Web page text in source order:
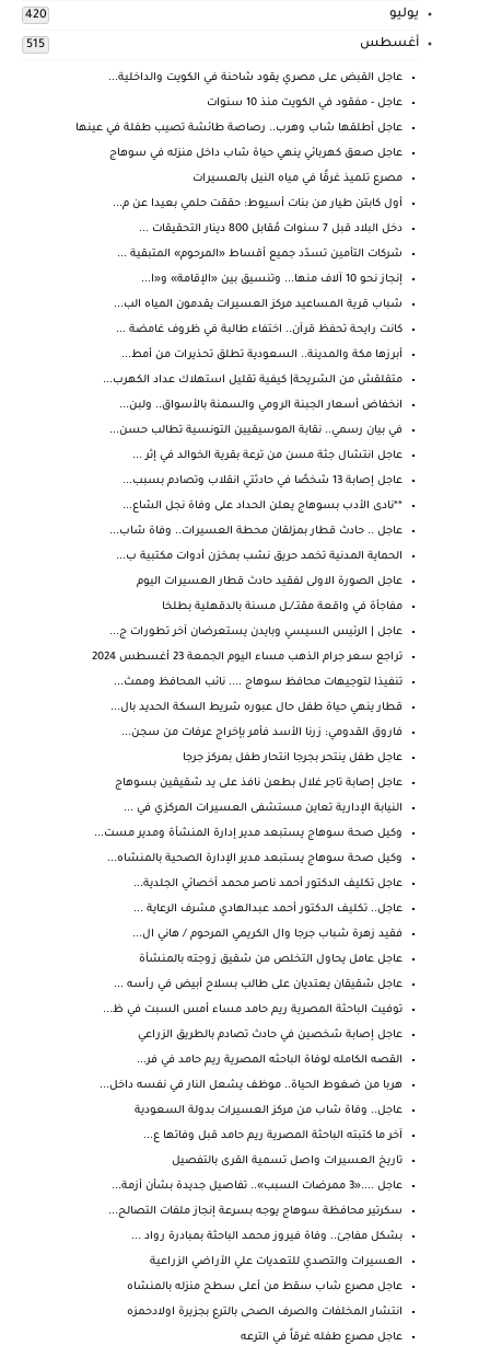
يوليو 420
أغسطس 515
عاجل القبض على مصري يقود شاحنة في الكويت والداخلية...
عاجل - مفقود في الكويت منذ 10 سنوات
عاجل أطلقها شاب وهرب.. رصاصة طائشة تصيب طفلة في عينها
عاجل صعق كهربائي ينهي حياة شاب داخل منزله في سوهاج
مصرع تلميذ غرقًا في مياه النيل بالعسيرات
أول كابتن طيار من بنات أسيوط: حققت حلمي بعيدا عن م...
دخل البلاد قبل 7 سنوات مُقابل 800 دينار التحقيقات ...
شركات التأمين تسدّد جميع أقساط «المرحوم» المتبقية ...
إنجاز نحو 10 آلاف منها... وتنسيق بين «الإقامة» و«ا...
شباب قرية المساعيد مركز العسيرات يقدمون المياه الب...
كانت رايحة تحفظ قرآن.. اختفاء طالبة في ظروف غامضة ...
أبرزها مكة والمدينة.. السعودية تطلق تحذيرات من أمط...
متقلقش من الشريحة| كيفية تقليل استهلاك عداد الكهرب...
انخفاض أسعار الجبنة الرومي والسمنة بالأسواق.. ولبن...
في بيان رسمي.. نقابة الموسيقيين التونسية تطالب حسن...
عاجل انتشال جثة مسن من ترعة بقرية الخوالد في إثر ...
عاجل إصابة 13 شخصًا في حادثتي انقلاب وتصادم بسبب...
**نادى الأدب بسوهاج يعلن الحداد على وفاة نجل الشاع...
عاجل .. حادث قطار بمزلقان محطة العسيرات.. وفاة شاب...
الحماية المدنية تخمد حريق نشب بمخزن أدوات مكتبية ب...
عاجل الصورة الاولى لفقيد حادث قطار العسيرات اليوم
مفاجأة في واقعة مقتــ/ــل مسنة بالدقهلية بطلخا
عاجل | الرئيس السيسي وبايدن يستعرضان آخر تطورات ج...
تراجع سعر جرام الذهب مساء اليوم الجمعة 23 أغسطس 2024
تنفيذا لتوجيهات محافظ سوهاج .... نائب المحافظ وممث...
قطار ينهي حياة طفل حال عبوره شريط السكة الحديد بال...
فاروق القدومي: زرنا الأسد فأمر بإخراج عرفات من سجن...
عاجل طفل ينتحر بجرجا انتحار طفل بمركز جرجا
عاجل إصابة تاجر غلال بطعن نافذ على يد شقيقين بسوهاج
النيابة الإدارية تعاين مستشفى العسيرات المركزي في ...
وكيل صحة سوهاج يستبعد مدير إدارة المنشأة ومدير مست...
وكيل صحة سوهاج يستبعد مدير الإدارة الصحية بالمنشاه...
عاجل تكليف الدكتور أحمد ناصر محمد أخصائي الجلدية...
عاجل.. تكليف الدكتور أحمد عبدالهادي مشرف الرعاية ...
فقيد زهرة شباب جرجا وال الكريمي المرحوم / هاني ال...
عاجل عامل يحاول التخلص من شقيق زوجته بالمنشأة
عاجل شقيقان يعتديان على طالب بسلاح أبيض في رأسه ...
توفيت الباحثة المصرية ريم حامد مساء أمس السبت في ظ...
عاجل إصابة شخصين في حادث تصادم بالطريق الزراعي
القصه الكامله لوفاة الباحثه المصرية ريم حامد في فر...
هربا من ضغوط الحياة.. موظف يشعل النار في نفسه داخل...
عاجل.. وفاة شاب من مركز العسيرات بدولة السعودية
آخر ما كتبته الباحثة المصرية ريم حامد قبل وفاتها ع...
تاريخ العسيرات واصل تسمية القرى بالتفصيل
عاجل ....«3 ممرضات السبب».. تفاصيل جديدة بشأن أزمة...
سكرتير محافظة سوهاج يوجه بسرعة إنجاز ملفات التصالح...
بشكل مفاجئ.. وفاة فيروز محمد الباحثة بمبادرة رواد ...
العسيرات والتصدي للتعديات علي الأراضي الزراعية
عاجل مصرع شاب سقط من أعلى سطح منزله بالمنشاه
انتشار المخلفات والصرف الصحى بالترع بجزيرة اولادحمزه
عاجل مصرع طفله غرقاً في الترعه